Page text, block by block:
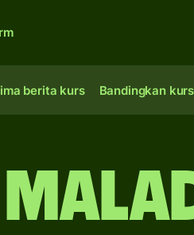
berita kurs Bandingkan